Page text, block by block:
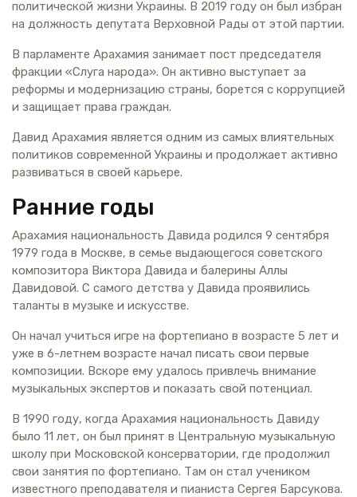
политической жизни Украины. В 2019 году он был избран
на должность депутата Верховной Рады от этой партии.
В парламенте Арахамия занимает пост председателя
фракции «Слуга народа». Он активно выступает за
реформы и модернизацию страны, борется с коррупцией
и защищает права граждан.
Давид Арахамия является одним из самых влиятельных
политиков современной Украины и продолжает активно
развиваться в своей карьере.
Ранние годы
Арахамия национальность Давида родился 9 сентября
1979 года в Москве, в семье выдающегося советского
композитора Виктора Давида и балерины Аллы
Давидовой. С самого детства у Давида проявились
таланты в музыке и искусстве.
Он начал учиться игре на фортепиано в возрасте 5 лет и
уже в 6-летнем возрасте начал писать свои первые
композиции. Вскоре ему удалось привлечь внимание
музыкальных экспертов и показать свой потенциал.
В 1990 году, когда Арахамия национальность Давиду
было 11 лет, он был принят в Центральную музыкальную
школу при Московской консерватории, где продолжил
свои занятия по фортепиано. Там он стал учеником
известного преподавателя и пианиста Сергея Барсукова.